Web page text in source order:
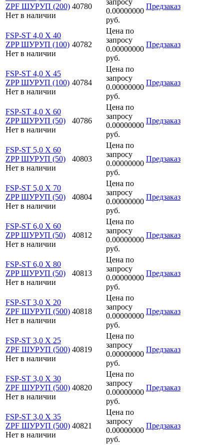
ZPF ШУРУП (200)
Нет в наличии
40780
0.00000000
руб.
Предзаказ
FSP-ST 4,0 X 40
ZPP ШУРУП (100)
Нет в наличии
40782
Цена по
запросу
0.00000000
руб.
Предзаказ
FSP-ST 4,0 X 45
ZPP ШУРУП (100)
Нет в наличии
40784
Цена по
запросу
0.00000000
руб.
Предзаказ
FSP-ST 4,0 X 60
ZPP ШУРУП (50)
Нет в наличии
40786
Цена по
запросу
0.00000000
руб.
Предзаказ
FSP-ST 5,0 X 60
ZPP ШУРУП (50)
Нет в наличии
40803
Цена по
запросу
0.00000000
руб.
Предзаказ
FSP-ST 5,0 X 70
ZPP ШУРУП (50)
Нет в наличии
40804
Цена по
запросу
0.00000000
руб.
Предзаказ
FSP-ST 6,0 X 60
ZPP ШУРУП (50)
Нет в наличии
40812
Цена по
запросу
0.00000000
руб.
Предзаказ
FSP-ST 6,0 X 80
ZPP ШУРУП (50)
Нет в наличии
40813
Цена по
запросу
0.00000000
руб.
Предзаказ
FSP-ST 3,0 X 20
ZPF ШУРУП (500)
Нет в наличии
40818
Цена по
запросу
0.00000000
руб.
Предзаказ
FSP-ST 3,0 X 25
ZPF ШУРУП (500)
Нет в наличии
40819
Цена по
запросу
0.00000000
руб.
Предзаказ
FSP-ST 3,0 X 30
ZPF ШУРУП (500)
Нет в наличии
40820
Цена по
запросу
0.00000000
руб.
Предзаказ
FSP-ST 3,0 X 35
ZPF ШУРУП (500)
Нет в наличии
40821
Цена по
запросу
0.00000000
руб.
Предзаказ